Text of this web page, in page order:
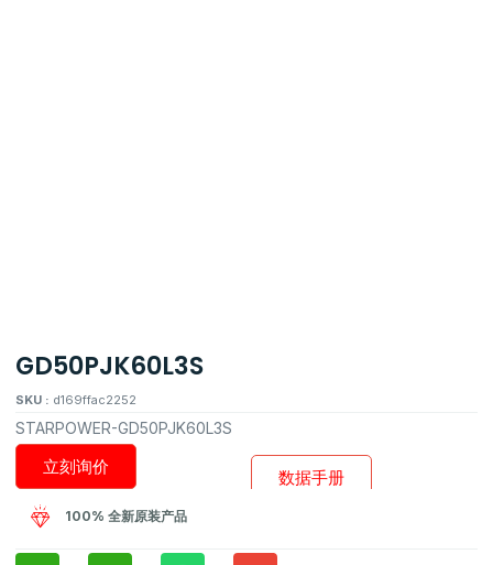
GD50PJK60L3S
SKU : d169ffac2252
STARPOWER-GD50PJK60L3S
数据手册
立刻询价
100% 全新原装产品